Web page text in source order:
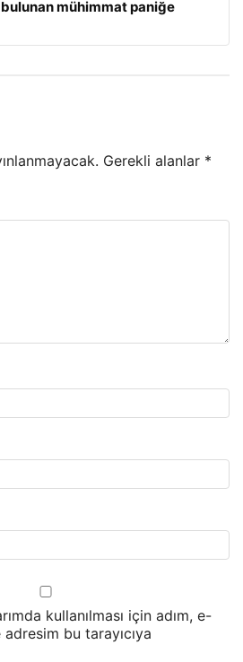
mühimmat paniğe
Gerekli alanlar *
kullanılması için adım, e-
bu tarayıcıya